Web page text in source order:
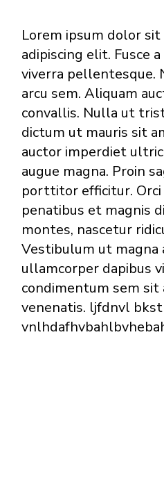
Lorem ipsum dolor
adipiscing elit. Fusce
viverra pellentesque.
arcu sem. Aliquam
convallis. Nulla ut
dictum ut mauris sit
auctor imperdiet
augue magna. Proin
porttitor efficitur. Orci
penatibus et magnis
montes, nascetur
Vestibulum ut magna
ullamcorper dapibus
condimentum sem sit
venenatis. ljfdnvl